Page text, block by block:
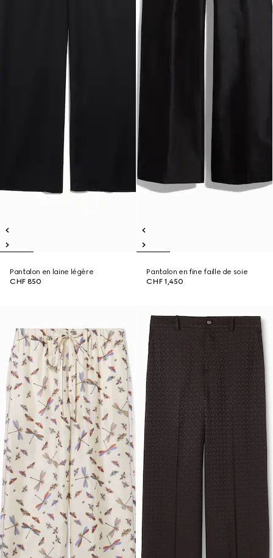
Pantalon en laine légère
CHF 850
Pantalon en fine faille de soie
CHF 1,450